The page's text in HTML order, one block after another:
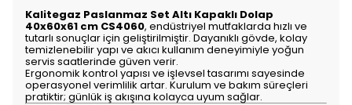
Kalitegaz Paslanmaz Set Altı Kapaklı Dolap
40x60x61 cm CS4060, endüstriyel mutfaklarda hızlı ve
tutarlı sonuçlar için geliştirilmiştir. Dayanıklı gövde, kolay
temizlenebilir yapı ve akıcı kullanım deneyimiyle yoğun
servis saatlerinde güven verir.
Ergonomik kontrol yapısı ve işlevsel tasarımı sayesinde
operasyonel verimlilik artar. Kurulum ve bakım süreçleri
pratiktir; günlük iş akışına kolayca uyum sağlar.